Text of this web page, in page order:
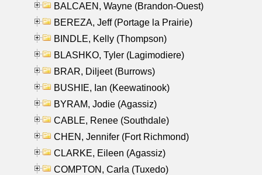
BALCAEN, Wayne (Brandon-Ouest)
BEREZA, Jeff (Portage la Prairie)
BINDLE, Kelly (Thompson)
BLASHKO, Tyler (Lagimodiere)
BRAR, Diljeet (Burrows)
BUSHIE, Ian (Keewatinook)
BYRAM, Jodie (Agassiz)
CABLE, Renee (Southdale)
CHEN, Jennifer (Fort Richmond)
CLARKE, Eileen (Agassiz)
COMPTON, Carla (Tuxedo)